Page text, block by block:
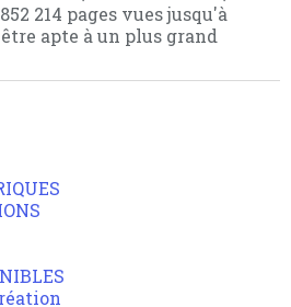
214 pages vues jusqu'à
apte à un plus grand